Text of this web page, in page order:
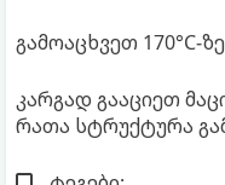
გამოაცხვეთ 170°C-
კარგად გააციეთ
რათა სტრუქტურა